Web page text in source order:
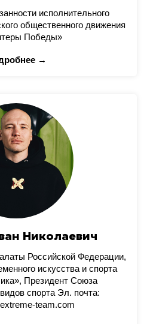
исполнительного
общественного движения
Победы»
→
Николаевич
Российской Федерации,
искусства и спорта
Президент Союза
спорта Эл. почта:
team.com